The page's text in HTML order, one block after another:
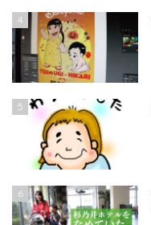
4
5
6